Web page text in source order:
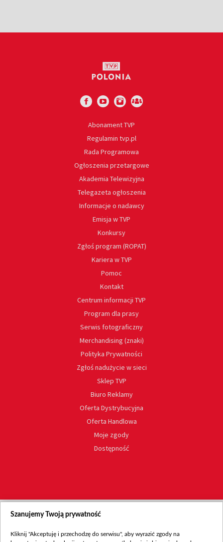
Abonament TVP
Regulamin tvp.pl
Rada Programowa
Ogłoszenia przetargowe
Akademia Telewizyjna
Telegazeta ogłoszenia
Informacje o nadawcy
Emisja w TVP
Konkursy
Zgłoś program (ROPAT)
Kariera w TVP
Pomoc
Kontakt
Centrum informacji TVP
Program dla prasy
Serwis fotograficzny
Merchandising (znaki)
Polityka Prywatności
Zgłoś nadużycie w sieci
Sklep TVP
Biuro Reklamy
Oferta Dystrybucyjna
Oferta Handlowa
Moje zgody
Dostępność
Szanujemy Twoją prywatność
Kliknij "Akceptuję i przechodzę do serwisu", aby wyrazić zgody na